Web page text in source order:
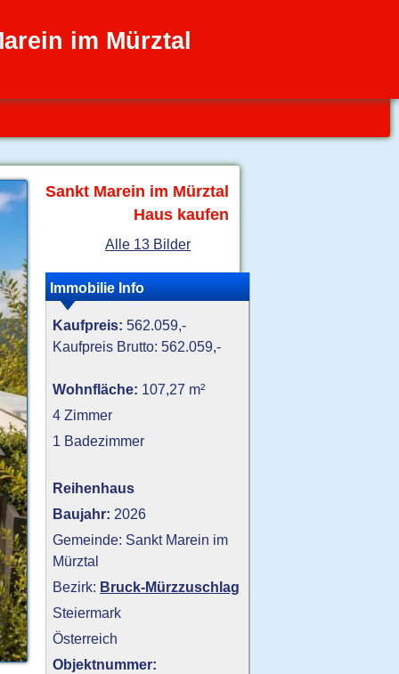
im Mürztal
Sankt Marein im Mürztal
Haus kaufen
Alle 13 Bilder
Immobilie Info
Kaufpreis: 562.059,-
Kaufpreis Brutto: 562.059,-
Wohnfläche: 107,27 m²
4 Zimmer
1 Badezimmer
Reihenhaus
Baujahr: 2026
Gemeinde: Sankt Marein im
Mürztal
Bezirk: Bruck-Mürzzuschlag
Steiermark
Österreich
Objektnummer: